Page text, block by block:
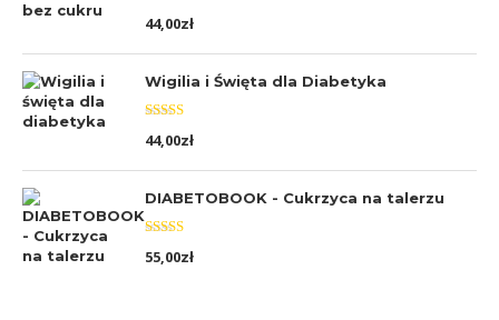
44,00zł
Wigilia i Święta dla Diabetyka
Oceniono
5.00na 5
44,00zł
DIABETOBOOK - Cukrzyca na talerzu
Oceniono
5.00na 5
55,00zł